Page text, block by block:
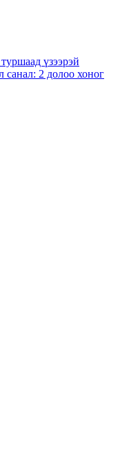
үзээрэй
санал: 2 долоо хоног